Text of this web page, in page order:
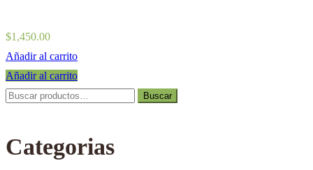
$1,450.00
Añadir al carrito
Añadir al carrito
Buscar
Buscar
Categorias